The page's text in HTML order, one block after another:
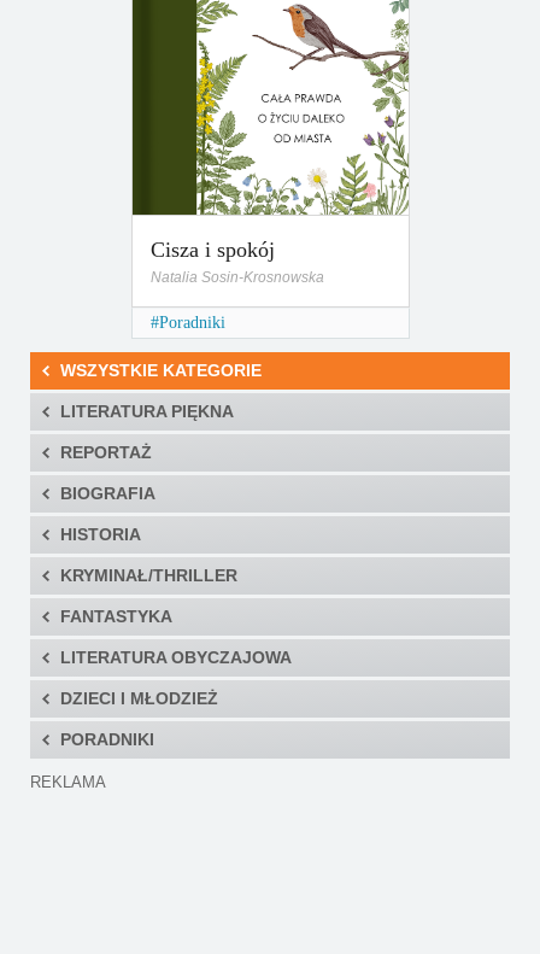
Cisza i spokój
Natalia Sosin-Krosnowska
Poradniki
WSZYSTKIE KATEGORIE
LITERATURA PIĘKNA
REPORTAŻ
BIOGRAFIA
HISTORIA
KRYMINAŁ/THRILLER
FANTASTYKA
LITERATURA OBYCZAJOWA
DZIECI I MŁODZIEŻ
PORADNIKI
REKLAMA